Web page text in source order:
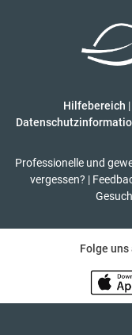
Hilfebereich |
Professionelle und
vergessen? |
Folge uns